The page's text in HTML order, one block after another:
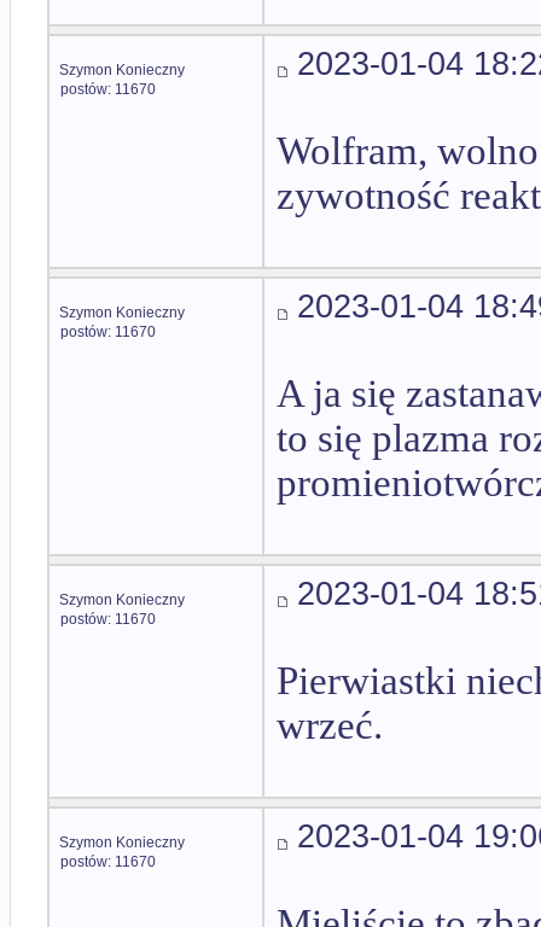
Szymon Konieczny
postów: 11670
2023-01-04
Wolfram,
zywotność
Szymon Konieczny
postów: 11670
2023-01-04
A ja się
to się plazma
Szymon Konieczny
postów: 11670
2023-01-04
Pierwiastki
wrzeć.
Szymon Konieczny
postów: 11670
2023-01-04